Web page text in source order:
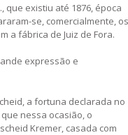
que existiu até 1876, época
se, comercialmente, os
a fábrica de Juiz de Fora.
expressão e
a fortuna declarada no
nessa ocasião, o
Kremer, casada com